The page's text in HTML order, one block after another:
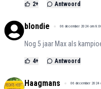
2+ Antwoord
blondie 06 december 2024 om
Nog 5 jaar Max als
4+ Antwoord
Haagmans 06 december 2024